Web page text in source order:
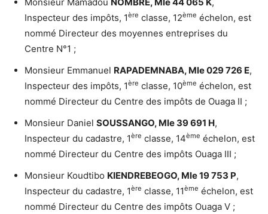
Inspecteur des impôts, 1ère classe, 12ème échelon, est
nommé Directeur des moyennes entreprises du
Centre N°1 ;
Monsieur Emmanuel RAPADEMNABA, Mle 029 726 E,
Inspecteur des impôts, 1ère classe, 10ème échelon, est
nommé Directeur du Centre des impôts de Ouaga II ;
Monsieur Daniel SOUSSANGO, Mle 39 691 H,
Inspecteur du cadastre, 1ère classe, 14ème échelon, est
nommé Directeur du Centre des impôts Ouaga III ;
Monsieur Koudtibo KIENDREBEOGO, Mle 19 753 P,
Inspecteur du cadastre, 1ère classe, 11ème échelon, est
nommé Directeur du Centre des impôts Ouaga V ;